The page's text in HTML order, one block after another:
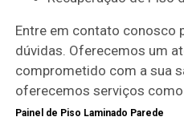
Entre em contato conosco
dúvidas. Oferecemos um
comprometido com a sua
oferecemos serviços como
Painel de Piso Laminado Parede